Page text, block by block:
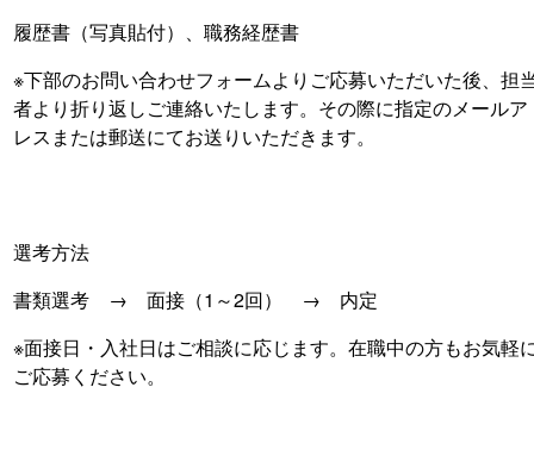
履歴書（写真貼付）、職務経歴書
※下部のお問い合わせフォームよりご応募いただいた後、担
者より折り返しご連絡いたします。その際に指定のメールア
レスまたは郵送にてお送りいただきます。
選考方法
書類選考 → 面接（1～2回） → 内定
※面接日・入社日はご相談に応じます。在職中の方もお気軽
ご応募ください。